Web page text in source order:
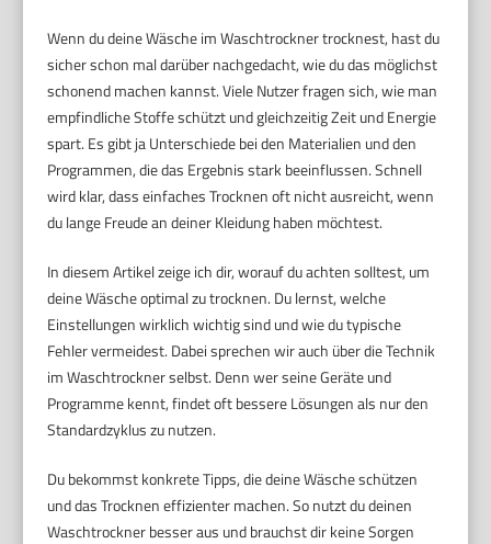
Wenn du deine Wäsche im Waschtrockner trocknest, hast du
sicher schon mal darüber nachgedacht, wie du das möglichst
schonend machen kannst. Viele Nutzer fragen sich, wie man
empfindliche Stoffe schützt und gleichzeitig Zeit und Energie
spart. Es gibt ja Unterschiede bei den Materialien und den
Programmen, die das Ergebnis stark beeinflussen. Schnell
wird klar, dass einfaches Trocknen oft nicht ausreicht, wenn
du lange Freude an deiner Kleidung haben möchtest.
In diesem Artikel zeige ich dir, worauf du achten solltest, um
deine Wäsche optimal zu trocknen. Du lernst, welche
Einstellungen wirklich wichtig sind und wie du typische
Fehler vermeidest. Dabei sprechen wir auch über die Technik
im Waschtrockner selbst. Denn wer seine Geräte und
Programme kennt, findet oft bessere Lösungen als nur den
Standardzyklus zu nutzen.
Du bekommst konkrete Tipps, die deine Wäsche schützen
und das Trocknen effizienter machen. So nutzt du deinen
Waschtrockner besser aus und brauchst dir keine Sorgen